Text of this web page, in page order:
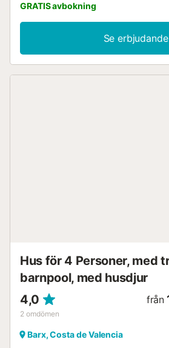
GRATIS avbokning
Se erbjudande
Hus för 4 Personer, med
barnpool, med husdjur
4,0
2 omdömen
från
Barx, Costa de Valencia